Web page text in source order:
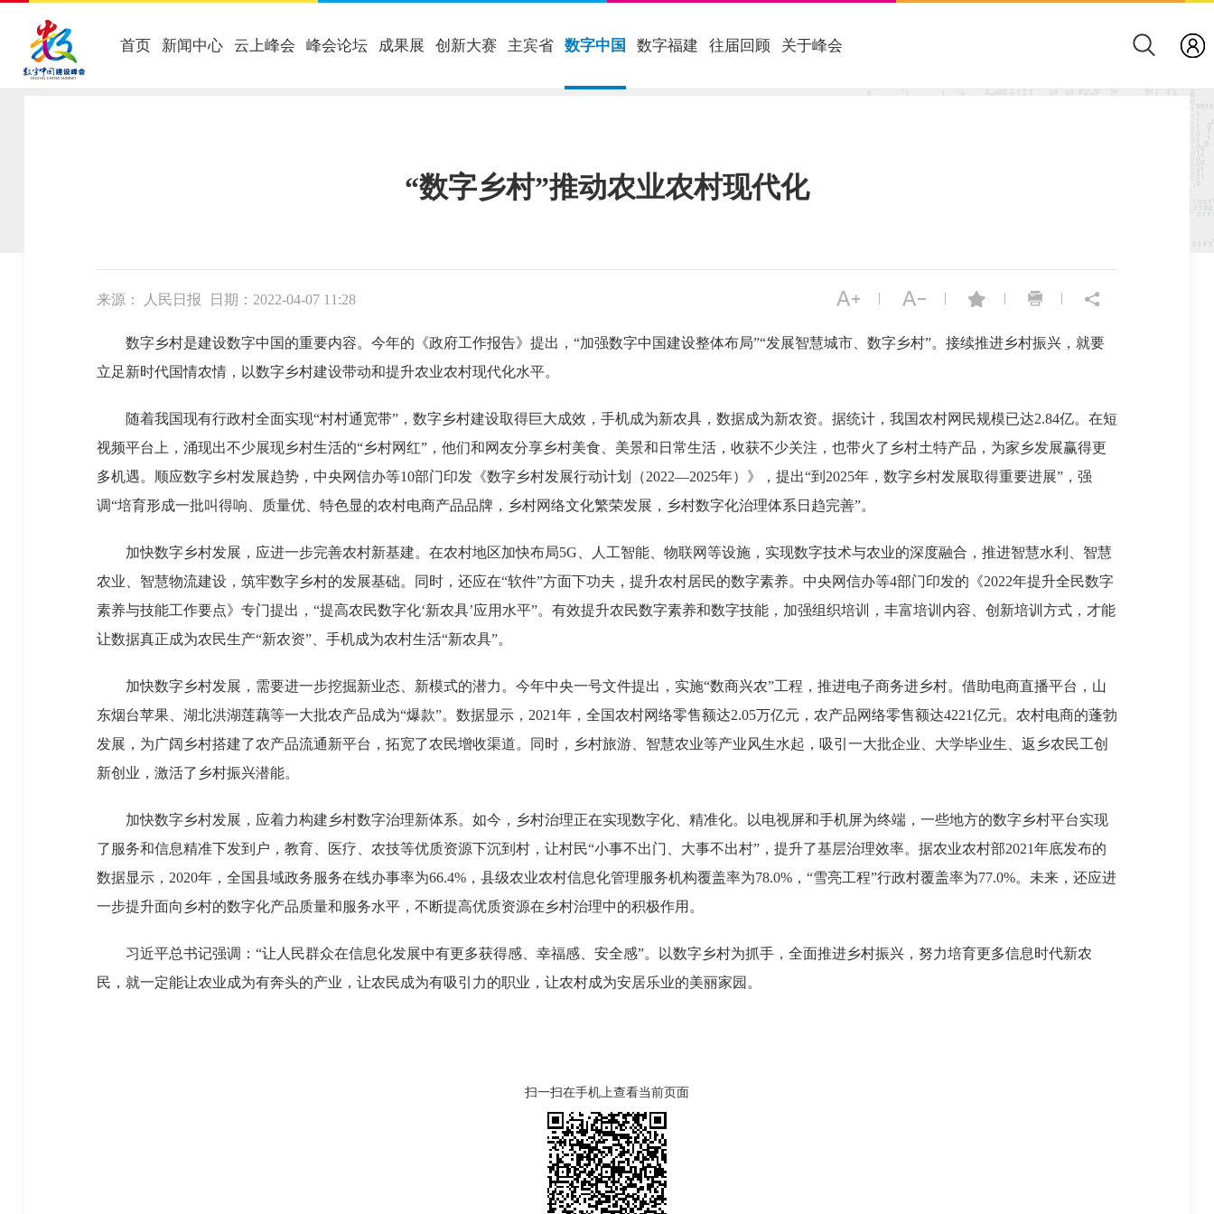
首页 新闻中心 云上峰会 峰会论坛 成果展 创新大赛 主宾省 数字中国 数字福建 往届回顾 关于峰会
当前位置： -数字中国 -理论经验交流
“数字乡村”推动农业农村现代化
来源： 人民日报 日期：2022-04-07 11:28
数字乡村是建设数字中国的重要内容。今年的《政府工作报告》提出，“加强数字中国建设整体布局”“发展智慧城市、数字乡村”。接续推进乡村振兴，就要
立足新时代国情农情，以数字乡村建设带动和提升农业农村现代化水平。
随着我国现有行政村全面实现“村村通宽带”，数字乡村建设取得巨大成效，手机成为新农具，数据成为新农资。据统计，我国农村网民规模已达2.84亿。在短
视频平台上，涌现出不少展现乡村生活的“乡村网红”，他们和网友分享乡村美食、美景和日常生活，收获不少关注，也带火了乡村土特产品，为家乡发展赢得更
多机遇。顺应数字乡村发展趋势，中央网信办等10部门印发《数字乡村发展行动计划（2022—2025年）》，提出“到2025年，数字乡村发展取得重要进展”，强
调“培育形成一批叫得响、质量优、特色显的农村电商产品品牌，乡村网络文化繁荣发展，乡村数字化治理体系日趋完善”。
加快数字乡村发展，应进一步完善农村新基建。在农村地区加快布局5G、人工智能、物联网等设施，实现数字技术与农业的深度融合，推进智慧水利、智慧
农业、智慧物流建设，筑牢数字乡村的发展基础。同时，还应在“软件”方面下功夫，提升农村居民的数字素养。中央网信办等4部门印发的《2022年提升全民数字
素养与技能工作要点》专门提出，“提高农民数字化‘新农具’应用水平”。有效提升农民数字素养和数字技能，加强组织培训，丰富培训内容、创新培训方式，才能
让数据真正成为农民生产“新农资”、手机成为农村生活“新农具”。
加快数字乡村发展，需要进一步挖掘新业态、新模式的潜力。今年中央一号文件提出，实施“数商兴农”工程，推进电子商务进乡村。借助电商直播平台，山
东烟台苹果、湖北洪湖莲藕等一大批农产品成为“爆款”。数据显示，2021年，全国农村网络零售额达2.05万亿元，农产品网络零售额达4221亿元。农村电商的蓬勃
发展，为广阔乡村搭建了农产品流通新平台，拓宽了农民增收渠道。同时，乡村旅游、智慧农业等产业风生水起，吸引一大批企业、大学毕业生、返乡农民工创
新创业，激活了乡村振兴潜能。
加快数字乡村发展，应着力构建乡村数字治理新体系。如今，乡村治理正在实现数字化、精准化。以电视屏和手机屏为终端，一些地方的数字乡村平台实现
了服务和信息精准下发到户，教育、医疗、农技等优质资源下沉到村，让村民“小事不出门、大事不出村”，提升了基层治理效率。据农业农村部2021年底发布的
数据显示，2020年，全国县域政务服务在线办事率为66.4%，县级农业农村信息化管理服务机构覆盖率为78.0%，“雪亮工程”行政村覆盖率为77.0%。未来，还应进
一步提升面向乡村的数字化产品质量和服务水平，不断提高优质资源在乡村治理中的积极作用。
习近平总书记强调：“让人民群众在信息化发展中有更多获得感、幸福感、安全感”。以数字乡村为抓手，全面推进乡村振兴，努力培育更多信息时代新农
民，就一定能让农业成为有奔头的产业，让农民成为有吸引力的职业，让农村成为安居乐业的美丽家园。
扫一扫在手机上查看当前页面